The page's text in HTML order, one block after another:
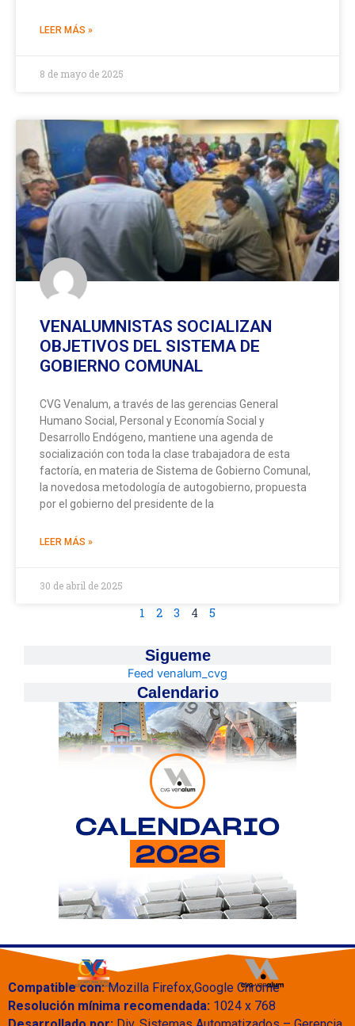
LEER MÁS »
8 de mayo de 2025
VENALUMNISTAS SOCIALIZAN
OBJETIVOS DEL SISTEMA DE
GOBIERNO COMUNAL
CVG Venalum, a través de las gerencias General
Humano Social, Personal y Economía Social y
Desarrollo Endógeno, mantiene una agenda de
socialización con toda la clase trabajadora de esta
factoría, en materia de Sistema de Gobierno Comunal,
la novedosa metodología de autogobierno, propuesta
por el gobierno del presidente de la
LEER MÁS »
30 de abril de 2025
1 2 3 4 5
Sigueme
Feed venalum_cvg
Calendario
Compatible con:Mozilla Firefox,Google Chrome
Resolución mínima recomendada: 1024 x 768